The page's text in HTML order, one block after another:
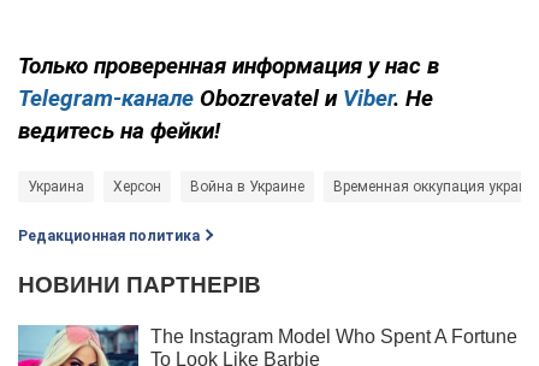
Только проверенная информация у нас в
Telegram-канале Obozrevatel и Viber. Не
ведитесь на фейки!
Украина Херсон Война в Украине Временная оккупация
Редакционная политика